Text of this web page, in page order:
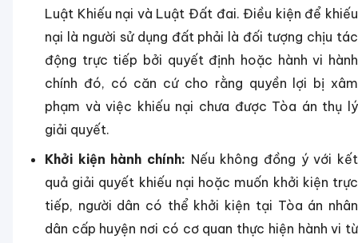
Luật Khiếu nại và Luật Đất đai. Điều kiện để khiếu
nại là người sử dụng đất phải là đối tượng chịu tác
động trực tiếp bởi quyết định hoặc hành vi hành
chính đó, có căn cứ cho rằng quyền lợi bị xâm
phạm và việc khiếu nại chưa được Tòa án thụ lý
giải quyết.
Khởi kiện hành chính: Nếu không đồng ý với kết
quả giải quyết khiếu nại hoặc muốn khởi kiện trực
tiếp, người dân có thể khởi kiện tại Tòa án nhân
dân cấp huyện nơi có cơ quan thực hiện hành vi từ